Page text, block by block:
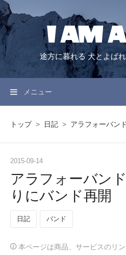
I AM
途方に暮れる 犬とよば
メニュー
トップ > 日記 > アラフォーバン
2015-09-14
アラフォーバン
りにバンド再開
日記 バンド
本ページは商品、サービスのリ